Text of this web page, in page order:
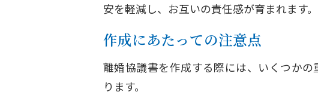
安を軽減し、お互いの責任感が育まれます。
作成にあたっての注意点
離婚協議書を作成する際には、いくつか
ります。